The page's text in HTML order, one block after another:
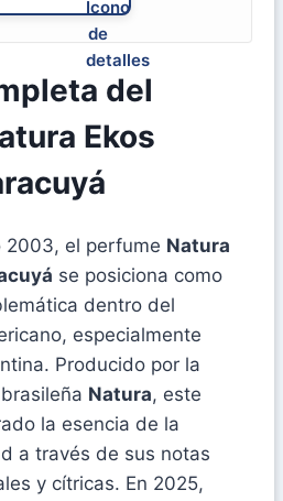
del
Ekos
2003, el perfume Natura
se posiciona como
dentro del
especialmente
Producido por la
Natura, este
la esencia de la
a través de sus notas
y cítricas. En 2025,